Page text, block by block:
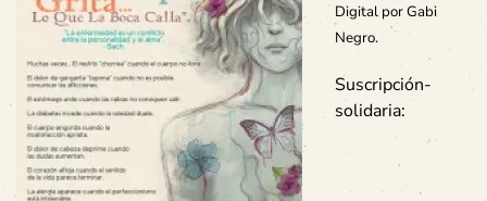
Digital por Gabi
Negro.
Suscripción-
solidaria: